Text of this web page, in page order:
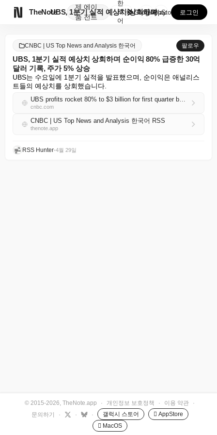
TheNote
제
품
에이
전트
UBS, 1분기 실적 예상치 상회하며 순이익 80% 급...
한
국
어
GooglePlay
AppStore 로그인
CNBC | US Top News and Analysis 한국어 팔로우
UBS, 1분기 실적 예상치 상회하며 순이익 80% 급증한 30억
달러 기록, 주가 5% 상승
UBS는 수요일에 1분기 실적을 발표했으며, 순이익은 애널리스
트들의 예상치를 상회했습니다.
UBS profits rocket 80% to $3 billion for first quarter beat, shares pop 5%
cnbc.com
CNBC | US Top News and Analysis 한국어 RSS
thenote.app
RSS Hunter•4월 29일
© 2015-2026, TheNote.app · 개인정보 보호정책 · 이용 약관
·
문의하기
· · · 갤럭시 스토어
 AppStore
 MacOS